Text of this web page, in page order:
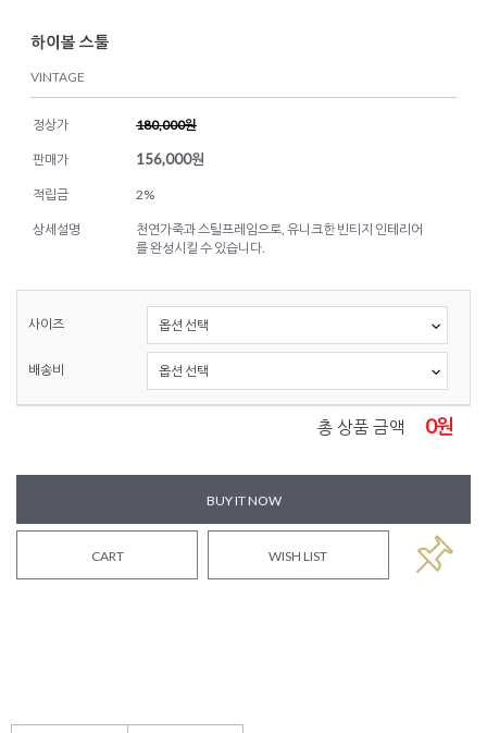
하이볼 스툴
VINTAGE
정상가 180,000원
판매가 156,000원
적립금 2%
상세설명
천연가죽과 스틸프레임으로, 유니크한 빈티지 인테리어
를 완성시킬 수 있습니다.
사이즈
배송비
총 상품 금액 0원
BUY IT NOW
CART WISH LIST